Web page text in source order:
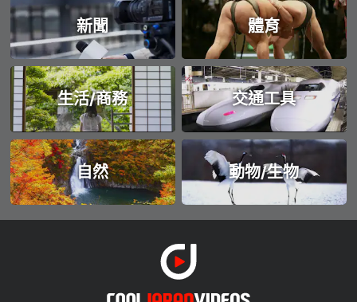
新聞 體育
生活/商務 交通工具
自然 動物/生物